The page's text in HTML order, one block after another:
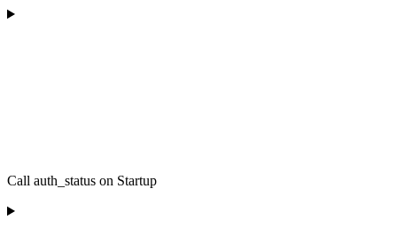
Call auth_status on Startup